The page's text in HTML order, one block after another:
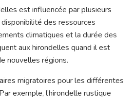
est influencée par plusieurs
des ressources
climatiques et la durée des
aux hirondelles quand il est
nouvelles régions.
migratoires pour les différentes
exemple, l’hirondelle rustique